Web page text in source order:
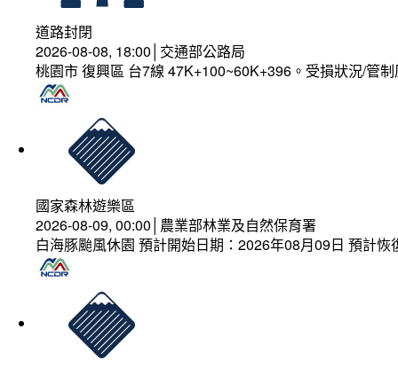
道路封閉
2026-08-08, 18:00│交通部公路局
桃園市 復興區 台7線 47K+100~60K+396。受損狀況/管
國家森林遊樂區
2026-08-09, 00:00│農業部林業及自然保育署
白海豚颱風休園 預計開始日期：2026年08月09日 預計